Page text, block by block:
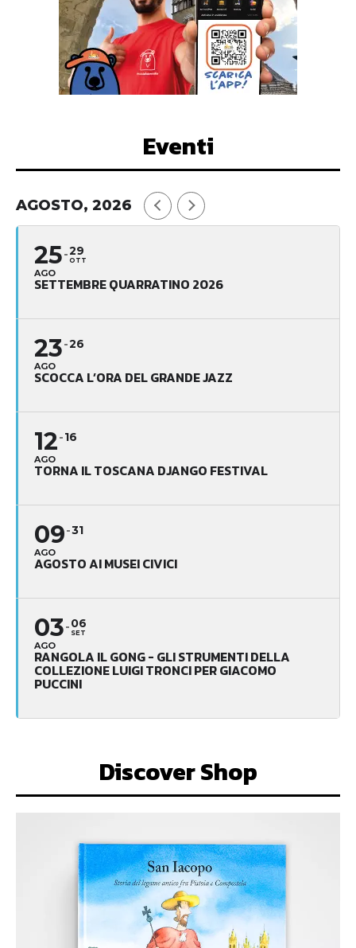
Eventi
AGOSTO, 2026
25
AGO
29
OTT
SETTEMBRE QUARRATINO 2026
23
AGO
26
SCOCCA L’ORA DEL GRANDE JAZZ
12
AGO
16
TORNA IL TOSCANA DJANGO FESTIVAL
09
AGO
31
AGOSTO AI MUSEI CIVICI
03
AGO
06
SET
RANGOLA IL GONG - GLI STRUMENTI DELLA
COLLEZIONE LUIGI TRONCI PER GIACOMO
PUCCINI
Discover Shop